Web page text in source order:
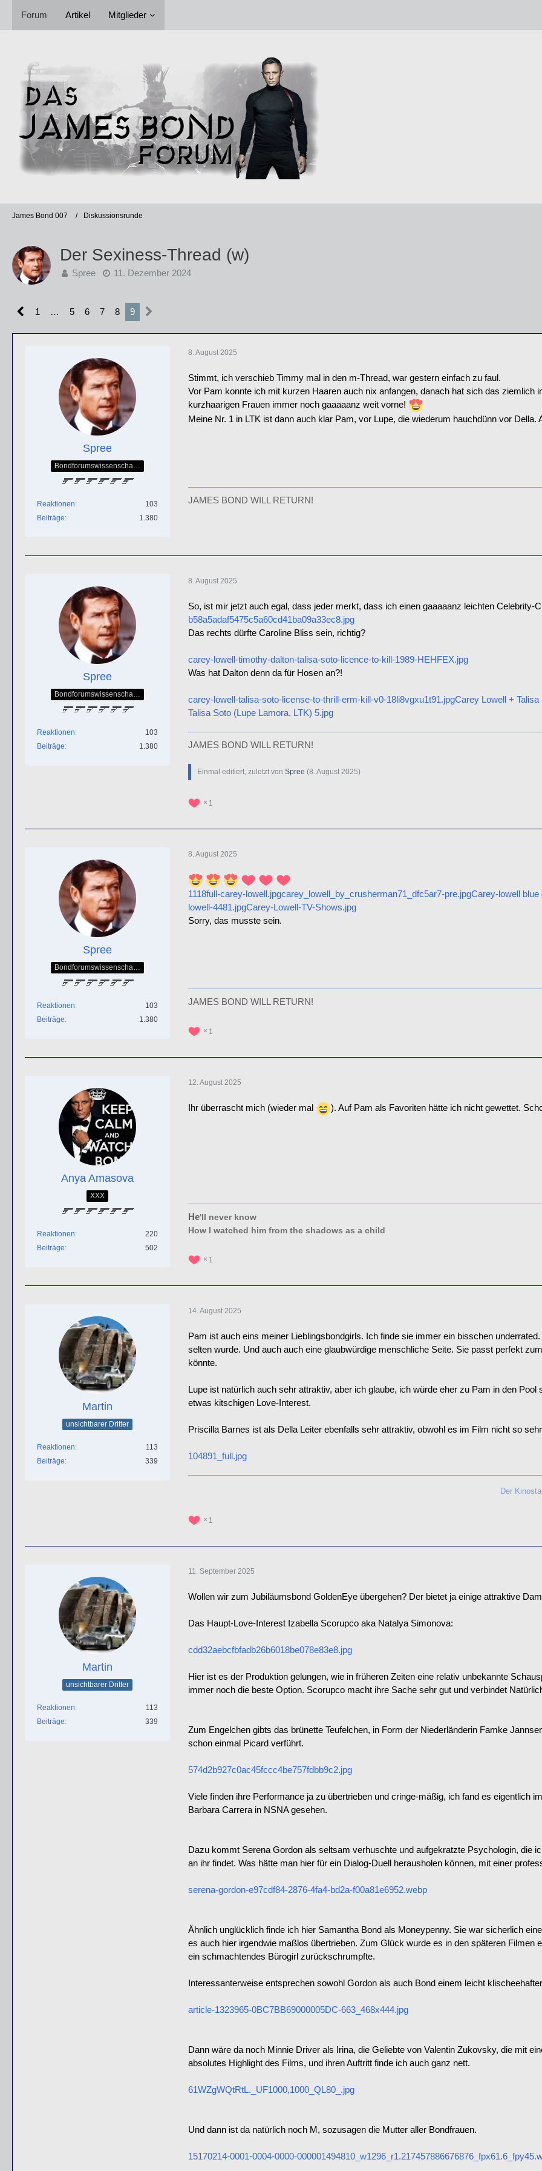
Forum Artikel Mitglieder
James Bond 007 Diskussionsrunde
Der Sexiness-Thread (w)
Spree 11. Dezember 2024
1 … 5 6 7 8 9
Spree
Reaktionen
103
Beiträge
1.380
8. August 2025
Stimmt, ich verschieb Timmy mal in den m-Thread, war gestern einfach zu faul.
Vor Pam konnte ich mit kurzen Haaren auch nix anfangen, danach hat sich das
kurzhaarigen Frauen immer noch gaaaaanz weit vorne!
Meine Nr. 1 in LTK ist dann auch klar Pam, vor Lupe, die wiederum hauchdünn vor
JAMES BOND WILL RETURN!
Spree
Reaktionen
103
Beiträge
1.380
8. August 2025
So, ist mir jetzt auch egal, dass jeder merkt, dass ich einen gaaaaanz leichten Celebrity-
b58a5adaf5475c5a60cd41ba09a33ec8.jpg
Das rechts dürfte Caroline Bliss sein, richtig?
carey-lowell-timothy-dalton-talisa-soto-licence-to-kill-1989-HEHFEX.jpg
Was hat Dalton denn da für Hosen an?!
carey-lowell-talisa-soto-license-to-thrill-erm-kill-v0-18li8vgxu1t91.jpgCarey Lowell + Talisa
Talisa Soto (Lupe Lamora, LTK) 5.jpg
JAMES BOND WILL RETURN!
Einmal editiert, zuletzt von Spree (8. August 2025)
1
Spree
Reaktionen
103
Beiträge
1.380
8. August 2025
1118full-carey-lowell.jpgcarey_lowell_by_crusherman71_dfc5ar7-pre.jpgCarey-lowell blue
lowell-4481.jpgCarey-Lowell-TV-Shows.jpg
Sorry, das musste sein.
JAMES BOND WILL RETURN!
1
Anya Amasova
XXX
Reaktionen
220
Beiträge
502
12. August 2025
Ihr überrascht mich (wieder mal ). Auf Pam als Favoriten hätte ich nicht gewettet.
He'll never know
How I watched him from the shadows as a child
1
Martin
unsichtbarer Dritter
Reaktionen
113
Beiträge
339
14. August 2025
Pam ist auch eins meiner Lieblingsbondgirls. Ich finde sie immer ein bisschen
selten wurde. Und auch auch eine glaubwürdige menschliche Seite. Sie passt perfekt
könnte.
Lupe ist natürlich auch sehr attraktiv, aber ich glaube, ich würde eher zu Pam in den
etwas kitschigen Love-Interest.
Priscilla Barnes ist als Della Leiter ebenfalls sehr attraktiv, obwohl es im Film nicht so
104891_full.jpg
Der
1
Martin
unsichtbarer Dritter
Reaktionen
113
Beiträge
339
11. September 2025
Wollen wir zum Jubiläumsbond GoldenEye übergehen? Der bietet ja einige attraktive
Das Haupt-Love-Interest Izabella Scorupco aka Natalya Simonova:
cdd32aebcfbfadb26b6018be078e83e8.jpg
Hier ist es der Produktion gelungen, wie in früheren Zeiten eine relativ unbekannte
immer noch die beste Option. Scorupco macht ihre Sache sehr gut und verbindet
Zum Engelchen gibts das brünette Teufelchen, in Form der Niederländerin Famke
schon einmal Picard verführt.
574d2b927c0ac45fccc4be757fdbb9c2.jpg
Viele finden ihre Performance ja zu übertrieben und cringe-mäßig, ich fand es eigentlich
Barbara Carrera in NSNA gesehen.
Dazu kommt Serena Gordon als seltsam verhuschte und aufgekratzte Psychologin, die
an ihr findet. Was hätte man hier für ein Dialog-Duell herausholen können, mit einer
serena-gordon-e97cdf84-2876-4fa4-bd2a-f00a81e6952.webp
Ähnlich unglücklich finde ich hier Samantha Bond als Moneypenny. Sie war sicherlich
es auch hier irgendwie maßlos übertrieben. Zum Glück wurde es in den späteren
ein schmachtendes Bürogirl zurückschrumpfte.
Interessanterweise entsprechen sowohl Gordon als auch Bond einem leicht
article-1323965-0BC7BB69000005DC-663_468x444.jpg
Dann wäre da noch Minnie Driver als Irina, die Geliebte von Valentin Zukovsky, die mit
absolutes Highlight des Films, und ihren Auftritt finde ich auch ganz nett.
61WZgWQtRtL._UF1000,1000_QL80_.jpg
Und dann ist da natürlich noch M, sozusagen die Mutter aller Bondfrauen.
15170214-0001-0004-0000-